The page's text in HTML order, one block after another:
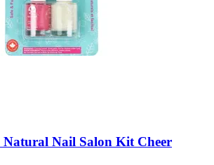
Natural Nail Salon Kit Cheer